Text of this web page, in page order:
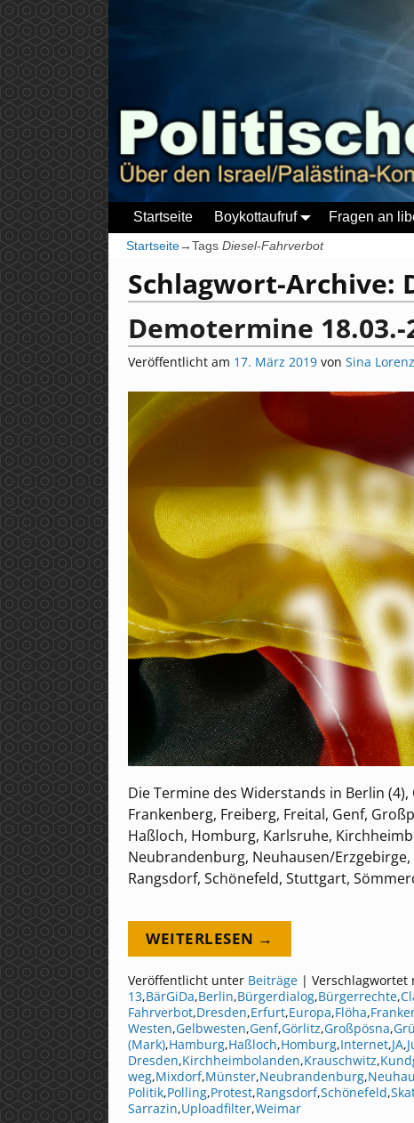
Startseite Boykottaufruf Fragen an
Startseite→Tags Diesel-Fahrverbot
Schlagwort-Archive:
Demotermine 18.03.-
Veröffentlicht am 17. März 2019 von Sina Lorenz
Die Termine des Widerstands in Berlin
Frankenberg, Freiberg, Freital, Genf,
Haßloch, Homburg, Karlsruhe,
Neubrandenburg, Neuhausen/
Rangsdorf, Schönefeld, Stuttgart,
WEITERLESEN →
Veröffentlicht unter Beiträge | Verschlagwortet
13,BärGiDa,Berlin,Bürgerdialog,Bürgerrechte,
Fahrverbot,Dresden,Erfurt,Europa,Flöha,
Westen,Gelbwesten,Genf,Görlitz,Großpösna,
(Mark),Hamburg,Haßloch,Homburg,Internet,JA,
Dresden,Kirchheimbolanden,Krauschwitz,
weg,Mixdorf,Münster,Neubrandenburg,
Politik,Polling,Protest,Rangsdorf,Schönefeld,
Sarrazin,Uploadfilter,Weimar